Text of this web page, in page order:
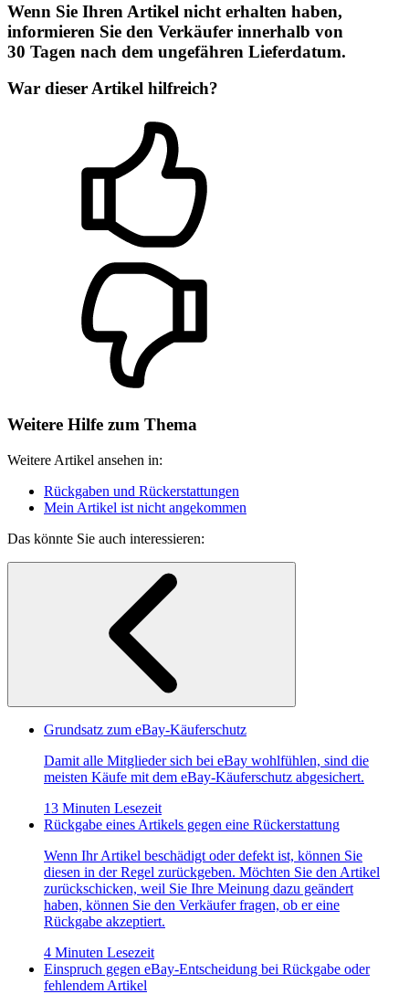
Wenn Sie Ihren Artikel nicht erhalten haben,
informieren Sie den Verkäufer innerhalb von
30 Tagen nach dem ungefähren Lieferdatum.
War dieser Artikel hilfreich?
Weitere Hilfe zum Thema
Weitere Artikel ansehen in:
Rückgaben und Rückerstattungen
Mein Artikel ist nicht angekommen
Das könnte Sie auch interessieren:
Grundsatz zum eBay-Käuferschutz
Damit alle Mitglieder sich bei eBay wohlfühlen, sind die
meisten Käufe mit dem eBay-Käuferschutz abgesichert.
13 Minuten Lesezeit
Rückgabe eines Artikels gegen eine Rückerstattung
Wenn Ihr Artikel beschädigt oder defekt ist, können Sie
diesen in der Regel zurückgeben. Möchten Sie den Artikel
zurückschicken, weil Sie Ihre Meinung dazu geändert
haben, können Sie den Verkäufer fragen, ob er eine
Rückgabe akzeptiert.
4 Minuten Lesezeit
Einspruch gegen eBay-Entscheidung bei Rückgabe oder
fehlendem Artikel